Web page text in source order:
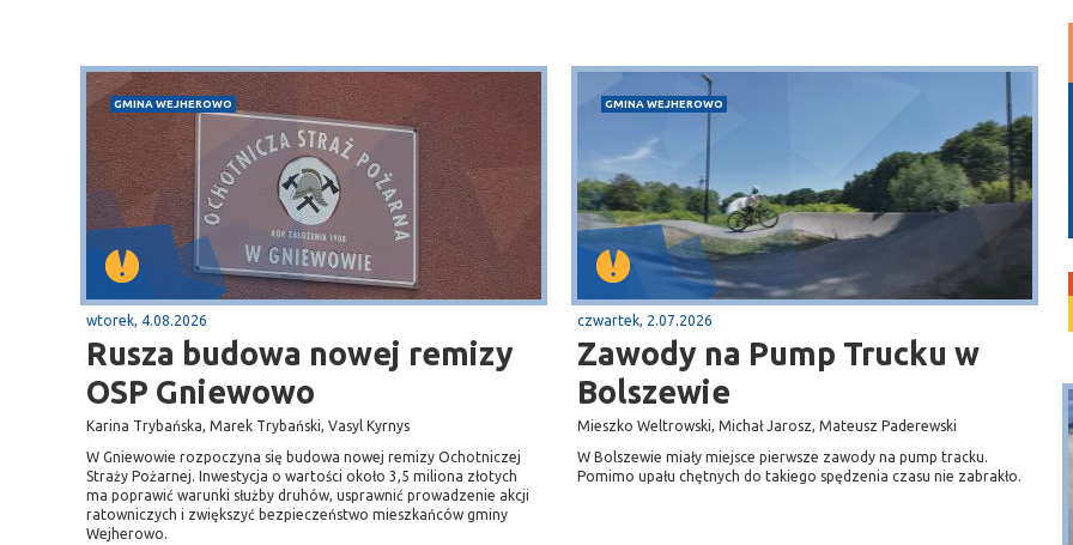
GMINA WEJHEROWO
wtorek, 4.08.2026
Rusza budowa nowej remizy
OSP Gniewowo
Karina Trybańska, Marek Trybański, Vasyl Kyrnys
W Gniewowie rozpoczyna się budowa nowej remizy Ochotniczej
Straży Pożarnej. Inwestycja o wartości około 3,5 miliona złotych
ma poprawić warunki służby druhów, usprawnić prowadzenie akcji
ratowniczych i zwiększyć bezpieczeństwo mieszkańców gminy
Wejherowo.
GMINA WEJHEROWO
czwartek, 2.07.2026
Zawody na Pump Trucku w
Bolszewie
Mieszko Weltrowski, Michał Jarosz, Mateusz Paderewski
W Bolszewie miały miejsce pierwsze zawody na pump tracku.
Pomimo upału chętnych do takiego spędzenia czasu nie zabrakło.